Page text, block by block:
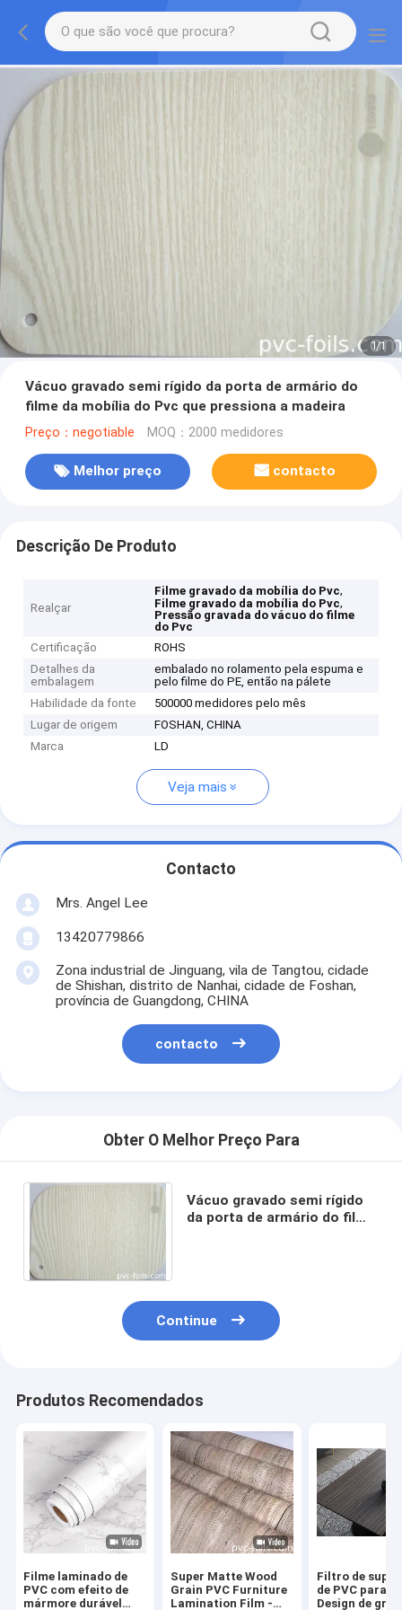
1/1
Vácuo gravado semi rígido da porta de armário do
filme da mobília do Pvc que pressiona a madeira
Preço：negotiable MOQ：2000 medidores
Melhor preço contacto
Descrição De Produto
Realçar
Filme gravado da mobília do Pvc,
Filme gravado da mobília do Pvc,
Pressão gravada do vácuo do filme
do Pvc
Certificação
ROHS
Detalhes da
embalagem
embalado no rolamento pela espuma e
pelo filme do PE, então na pálete
Habilidade da fonte
500000 medidores pelo mês
Lugar de origem
FOSHAN, CHINA
Marca
LD
Veja mais
Contacto
Mrs. Angel Lee
13420779866
Zona industrial de Jinguang, vila de Tangtou, cidade
de Shishan, distrito de Nanhai, cidade de Foshan,
província de Guangdong, CHINA
contacto
Obter O Melhor Preço Para
Vácuo gravado semi rígido
da porta de armário do filme
Continue
Produtos Recomendados
Filme laminado de
PVC com efeito de
mármore durável
Super Matte Wood
Grain PVC Furniture
Lamination Film -
Filtro de
de PVC para
Design de